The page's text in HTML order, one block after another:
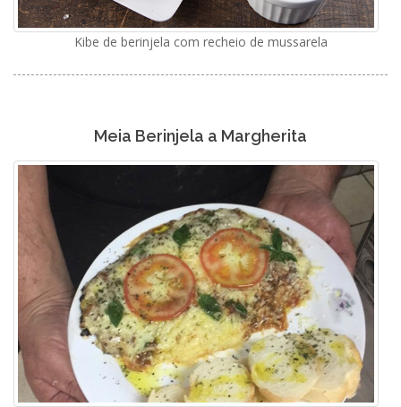
Kibe de berinjela com recheio de mussarela
Meia Berinjela a Margherita